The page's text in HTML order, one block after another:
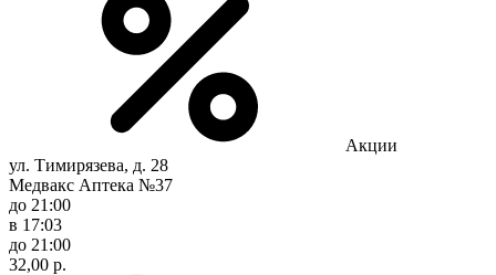
Акции
ул. Тимирязева, д. 28
Медвакс Аптека №37
до 21:00
в 17:03
до 21:00
32,00 р.